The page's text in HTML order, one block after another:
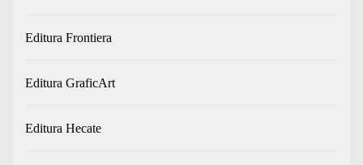
Editura Frontiera
Editura GraficArt
Editura Hecate